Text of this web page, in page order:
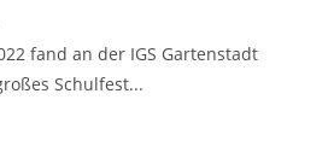
fand an der IGS Gartenstadt
Schulfest...